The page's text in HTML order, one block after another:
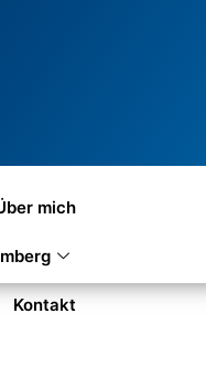
mich
Kontakt